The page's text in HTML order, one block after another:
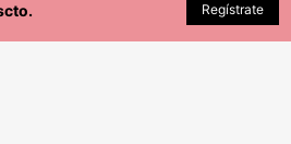
AÑADIR A LA BOLSA Regístrate